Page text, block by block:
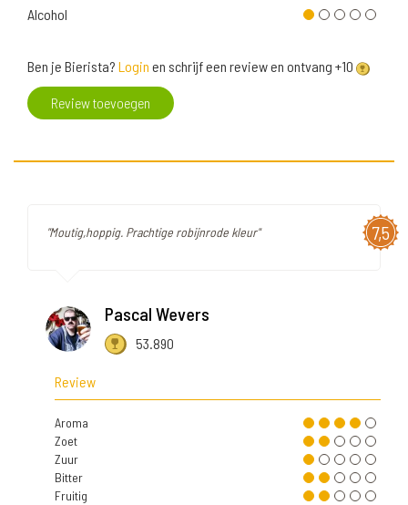
Alcohol
Ben je Bierista? Login en schrijf een review en ontvang +10
Review toevoegen
7,5
"Moutig,hoppig. Prachtige robijnrode kleur"
Pascal Wevers
53.890
Review
Aroma
Zoet
Zuur
Bitter
Fruitig